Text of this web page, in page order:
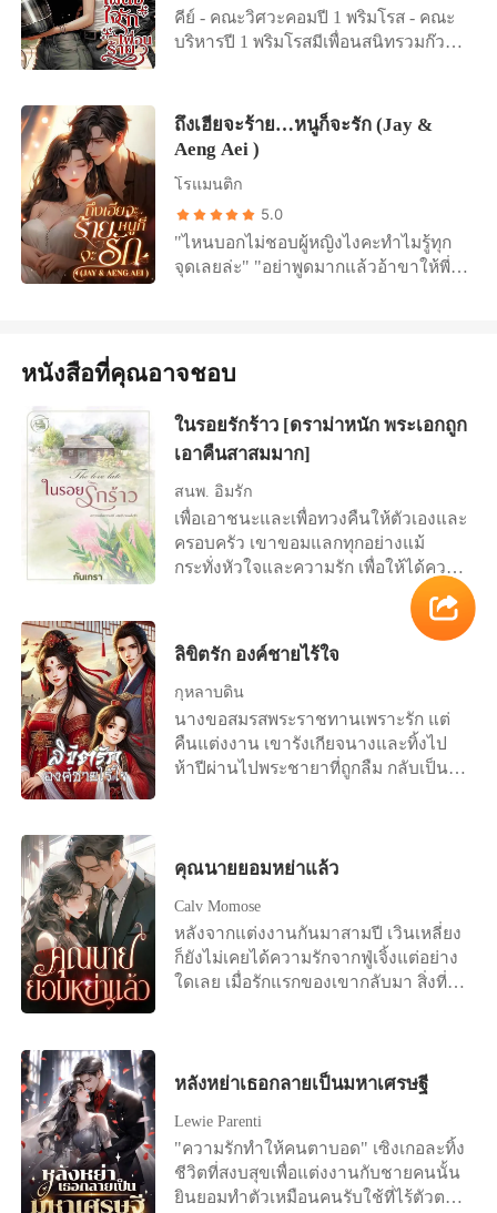
ไหมคะ?” “แล้วตอนนี้พี่ไม่ปกติตรงไหน”
“ทุกตรง!!” “เทียร์ครับอยากเลีย” “เลีย
คีย์ - คณะวิศวะคอมปี 1 พริมโรส - คณะ
บริหารปี 1 พริมโรสมีเพื่อนสนิทรวมก๊วน
เขาและเธอสนิทกัน ทุกครั้งที่พริมโรส
โดนรุ่นพี่แกล้ง คีย์ก็จะมาปกป้องคอย
ช่วยเหลือเธอเสมอ ความรักเลยค่อยๆ
พัฒนาจากความเป็นเพื่อนเลื่อนเป็นแฟน
ถึงเฮียจะร้าย…หนูก็จะรัก (Jay &
Aeng Aei )
โรแมนติก
5.0
"ไหนบอกไม่ชอบผู้หญิงไงคะทำไมรู้ทุก
จุดเลยล่ะ" "อย่าพูดมากแล้วอ้าขาให้พี่สิ
หนังสือที่คุณอาจชอบ
ในรอยรักร้าว [ดราม่าหนัก พระเอกถูก
เอาคืนสาสมมาก]
สนพ. อิ่มรัก
เพื่อเอาชนะและเพื่อทวงคืนให้ตัวเองและ
ครอบครัว เขาขอมแลกทุกอย่างแม้
กระทั่งหัวใจและความรัก เพื่อให้ได้ความ
รัก เพื่อตัวเอง เพื่อครอบครัว เพื่อบ้านเกิด
เธอยอมแลกด้วยทุกอย่าง แม้กระทั่ง
ร่างกาย --------------------------------- คฑา
ธร ไวทยาพาณิชย์ นักธุรกิจหนุ่ม ผู้สร้าง
ตัวเองด้วยมันสมอง สองมือกับหนึ่งหัวใจ
เขามีอัตตาของความไม่ยอมแพ้ใคร โดย
เฉพาะสตรีเพศ และเมื่อก็ตามที่ผู้หญิงคน
ไหนมาลบอัตตาเขาลง เขาก็จะเอา
หมายความว่า คนในบริษัทผมจะทำไม่
ได้นี่ แล้วผมพูดหรือทำอะไรผิดไม่ทราบ”
“ทำไมผมจะต้องจ่ายด้วย ในเมื่อผมไม่ได้
ทำอะไรผิด ถ้าคุณอยากไปก็เชิญตาม
สบาย แต่ก่อนไป ช่วยคิดให้ดีๆ หน่อยนะ
ว่ากำลังเล่นกับใครอยู่ ช่วยคิดถึงตัวเอง
แม้แต่คนในครอบครัวของคุณ ค่าใช้จ่าย
ให้จะถูกยกเลิก และถ้าคุณเห็นว่าเรื่องนี้
จะไม่ทำให้ทุกคนเดือดร้อนมากพอล่ะก็
คุณคงจะคิดผิด เพราะผมสามารถทำให้
พ่อค้าทุกคน เมินผลไม้ในสวนคุณได้
ลิขิตรัก องค์ชายไร้ใจ
กุหลาบดิน
นางขอสมรสพระราชทานเพราะรัก แต่
คืนแต่งงาน เขารังเกียจนางและทิ้งไป
ห้าปีผ่านไปพระชายาที่ถูกลืม กลับเป็น
คุณนายยอมหย่าแล้ว
Calv Momose
หลังจากแต่งงานกันมาสามปี เวินเหลี่ยง
ก็ยังไม่เคยได้ความรักจากฟู่เจิ้งแต่อย่าง
ใดเลย เมื่อรักแรกของเขากลับมา สิ่งที่รอ
เย็นชาว่า "ใช่" เวินเหลี่ยงหลับตาและ
เตียงคนไข้ด้วยความสิ้นหวังและลงนาม
ในข้อตกลงการหย่า "ฟู่เจิ้ง เราไม่ได้เป็น
หนี้กันอีกต่อไปแล้ว..." ชายที่มีความเด็ด
ขาดและเย็นชามาโดยตลอดนอนอยู่ข้าง
หลังหย่าเธอกลายเป็นมหาเศรษฐี
Lewie Parenti
"ความรักทำให้คนตาบอด" เซิงเกอละทิ้ง
ชีวิตที่สงบสุขเพื่อแต่งงานกับชายคนนั้น
ยินยอมทำตัวเหมือนคนรับใช้ที่ไร้ตัวตน